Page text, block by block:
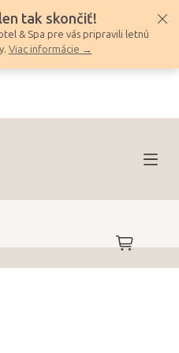
tak skončiť!
& Spa pre vás pripravili letnú
Viac informácie →
NÁKUPNÝ
KOŠÍK